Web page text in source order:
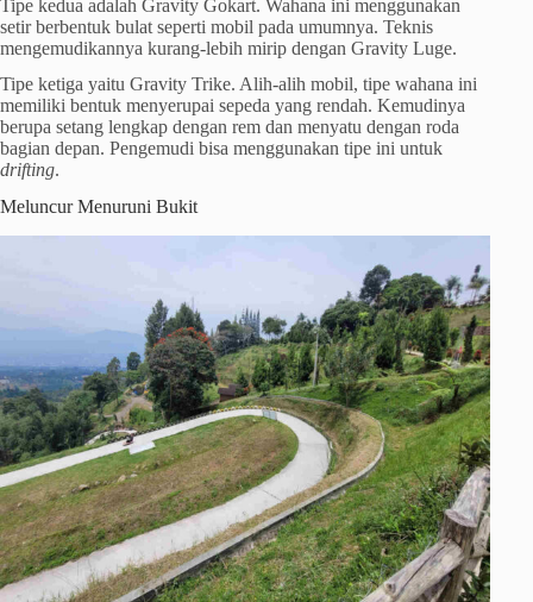
Tipe kedua adalah Gravity Gokart. Wahana ini menggunakan
setir berbentuk bulat seperti mobil pada umumnya. Teknis
mengemudikannya kurang-lebih mirip dengan Gravity Luge.
Tipe ketiga yaitu Gravity Trike. Alih-alih mobil, tipe wahana ini
memiliki bentuk menyerupai sepeda yang rendah. Kemudinya
berupa setang lengkap dengan rem dan menyatu dengan roda
bagian depan. Pengemudi bisa menggunakan tipe ini untuk
drifting.
Meluncur Menuruni Bukit